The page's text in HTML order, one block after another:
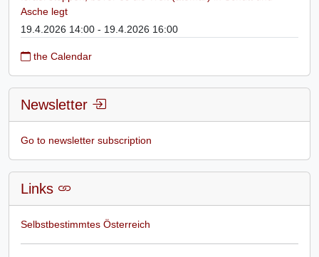
Asche legt
19.4.2026 14:00 - 19.4.2026 16:00
the Calendar
Newsletter
Go to newsletter subscription
Links
Selbstbestimmtes Österreich